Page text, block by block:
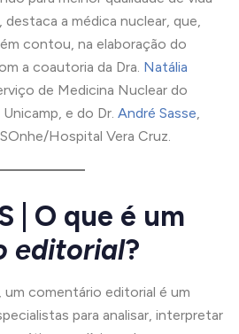
a médica nuclear, que,
contou, na elaboração do
a coautoria da Dra. Natália
de Medicina Nuclear do
e do Dr. André Sasse,
Hospital Vera Cruz.
| O que é um
editorial?
comentário editorial é um
para analisar, interpretar